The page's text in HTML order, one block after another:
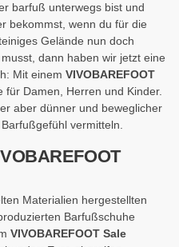
barfuß unterwegs bist und
bekommst, wenn du für die
Gelände nun doch
dann haben wir jetzt eine
Mit einem VIVOBAREFOOT
für Damen, Herren und Kinder.
aber dünner und beweglicher
vermitteln.
Materialien hergestellten
Barfußschuhe
VIVOBAREFOOT Sale